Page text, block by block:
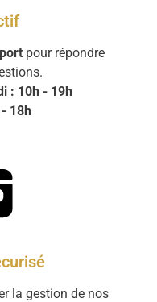
pour répondre
: 10h - 19h
18h
la gestion de nos